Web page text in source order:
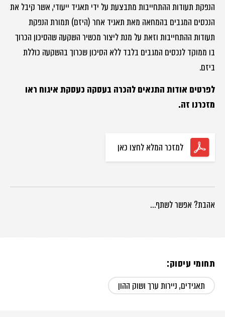
הנפקת תעודות ההתחייבות מתבצעת על ידי תאגיד ייעודי, אשר קיבל את
הנכסים המגבים בהמחאה מאת תאגיד אחר (היזם) תמורת הנפקת
תעודות ההתחייבות וזאת על מנת ליצור מכשיר השקעה שהסיכון הכרוך
בו ממוקד לנכסים המגבים בלבד ללא הסיכון שכרוך בהשקעה כוללת
ביזם.
לפרטים אודות התנאים להכרה בעסקה כעסקת איגוח ראו
מזכרנו זה.
למזכר המלא לחצו כאן
אהבת? אפשר לשתף…
תחומי עיסוק:
תאגידים, ניירות ערך ושוק ההון